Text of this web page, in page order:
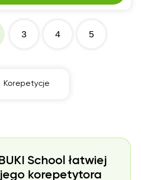
3 4 5
Korepetycje
School łatwiej
korepetytora